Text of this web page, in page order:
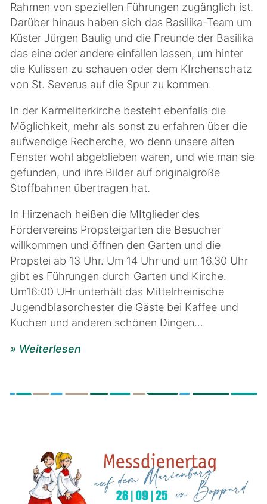
Rahmen von speziellen Führungen zugänglich ist.
Darüber hinaus haben sich das Basilika-Team um
Küster Jürgen Baulig und die Freunde der Basilika
das eine oder andere einfallen lassen, um hinter
die Kulissen zu schauen oder dem KIrchenschatz
von St. Severus auf die Spur zu kommen.
In der Karmeliterkirche besteht ebenfalls die
Möglichkeit, mehr als sonst zu erfahren über die
aufwendige Recherche, wo denn unsere alten
Fenster wohl abgeblieben waren, und wie man sie
gefunden, und ihre Bilder auf originalgroße
Stoffbahnen übertragen hat.
In Hirzenach heißen die MItglieder des
Fördervereins Propsteigarten die Besucher
willkommen und öffnen den Garten und die
Propstei ab 13 Uhr. Um 14 Uhr und um 16.30 Uhr
gibt es Führungen durch Garten und Kirche.
Um16:00 UHr unterhält das Mittelrheinische
Jugendblasorchester die Gäste bei Kaffee und
Kuchen und anderen schönen Dingen...
» Weiterlesen